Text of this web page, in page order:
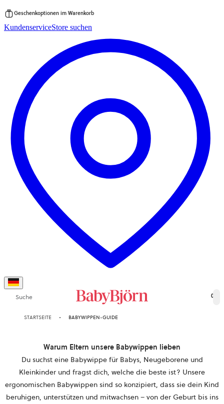
Inhalt
Geschenkoptionen im Warenkorb
KundenserviceStore suchen
Suche 0
STARTSEITE BABYWIPPEN-GUIDE
Warum Eltern unsere Babywippen lieben
Du suchst eine Babywippe für Babys, Neugeborene und
Kleinkinder und fragst dich, welche die beste ist? Unsere
ergonomischen Babywippen sind so konzipiert, dass sie dein Kind
beruhigen, unterstützen und mitwachsen – von der Geburt bis ins